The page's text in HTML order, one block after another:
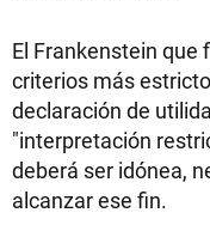
El Frankenstein
criterios más
declaración de
"interpretación
deberá ser idónea,
alcanzar ese fin.